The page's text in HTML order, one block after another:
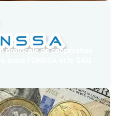
protocole de coopération
entre l’ONSSA et le SAG